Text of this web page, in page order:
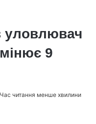
уловлювач
9
Час читання менше хвилини